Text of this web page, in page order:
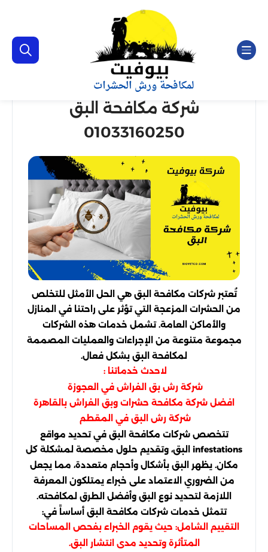
شركة مكافحة البق
01033160250
تُعتبر شركات مكافحة البق هي الحل الأمثل للتخلص
من الحشرات المزعجة التي تؤثر على راحتنا في المنازل
والأماكن العامة. تشمل خدمات هذه الشركات
مجموعة متنوعة من الإجراءات والعمليات المصممة
لمكافحة البق بشكل فعال.
لاحدث خدماتنا :
شركة رش بق الفراش في العجوزة
افضل شركة مكافحة حشرات وبق الفراش بالقاهرة
شركة رش البق في المقطم
تتخصص شركات مكافحة البق في تحديد مواقع
infestations البق، وتقديم حلول مخصصة لمشكلة كل
مكان. يظهر البق بأشكال وأحجام متعددة، مما يجعل
من الضروري الاعتماد على خبراء يمتلكون المعرفة
اللازمة لتحديد نوع البق وأفضل الطرق لمكافحته.
تتمثل خدمات شركات مكافحة البق أساساً في:
التقييم الشامل: حيث يقوم الخبراء بفحص المساحات
المتأثرة وتحديد مدى انتشار البق.